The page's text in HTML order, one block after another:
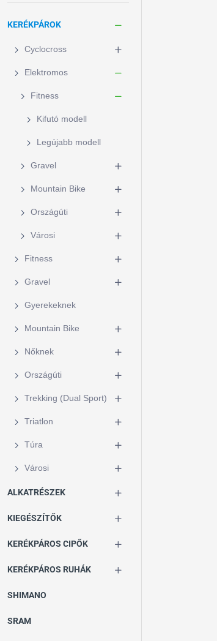
KERÉKPÁROK
Cyclocross
Elektromos
Fitness
Kifutó modell
Legújabb modell
Gravel
Mountain Bike
Országúti
Városi
Fitness
Gravel
Gyerekeknek
Mountain Bike
Nőknek
Országúti
Trekking (Dual Sport)
Triatlon
Túra
Városi
ALKATRÉSZEK
KIEGÉSZÍTŐK
KERÉKPÁROS CIPŐK
KERÉKPÁROS RUHÁK
SHIMANO
SRAM